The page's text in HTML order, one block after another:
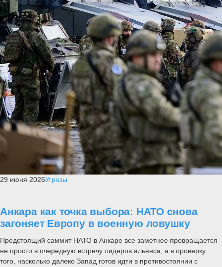
29 июня 2026Угрозы
Анкара как точка выбора: НАТО снова
загоняет Европу в военную ловушку
Предстоящий саммит НАТО в Анкаре все заметнее превращается
не просто в очередную встречу лидеров альянса, а в проверку
того, насколько далеко Запад готов идти в противостоянии с